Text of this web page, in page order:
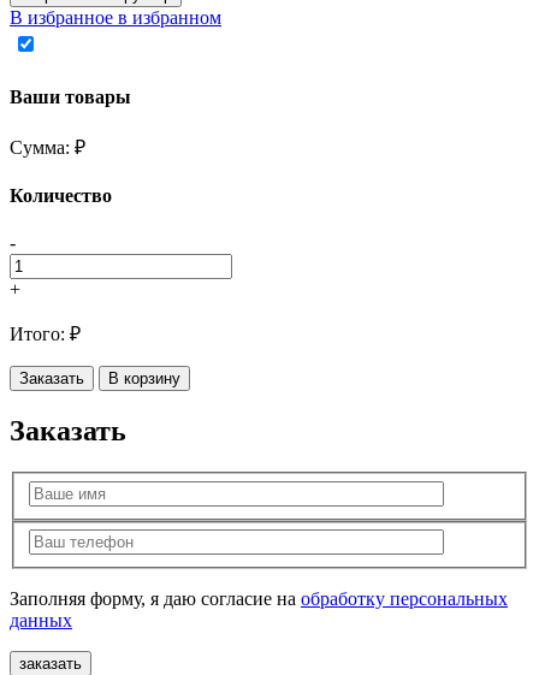
В избранное в избранном
Ваши товары
Сумма: ₽
Количество
-
+
Итого: ₽
Заказать В корзину
Заказать
Заполняя форму, я даю согласие на обработку персональных
данных